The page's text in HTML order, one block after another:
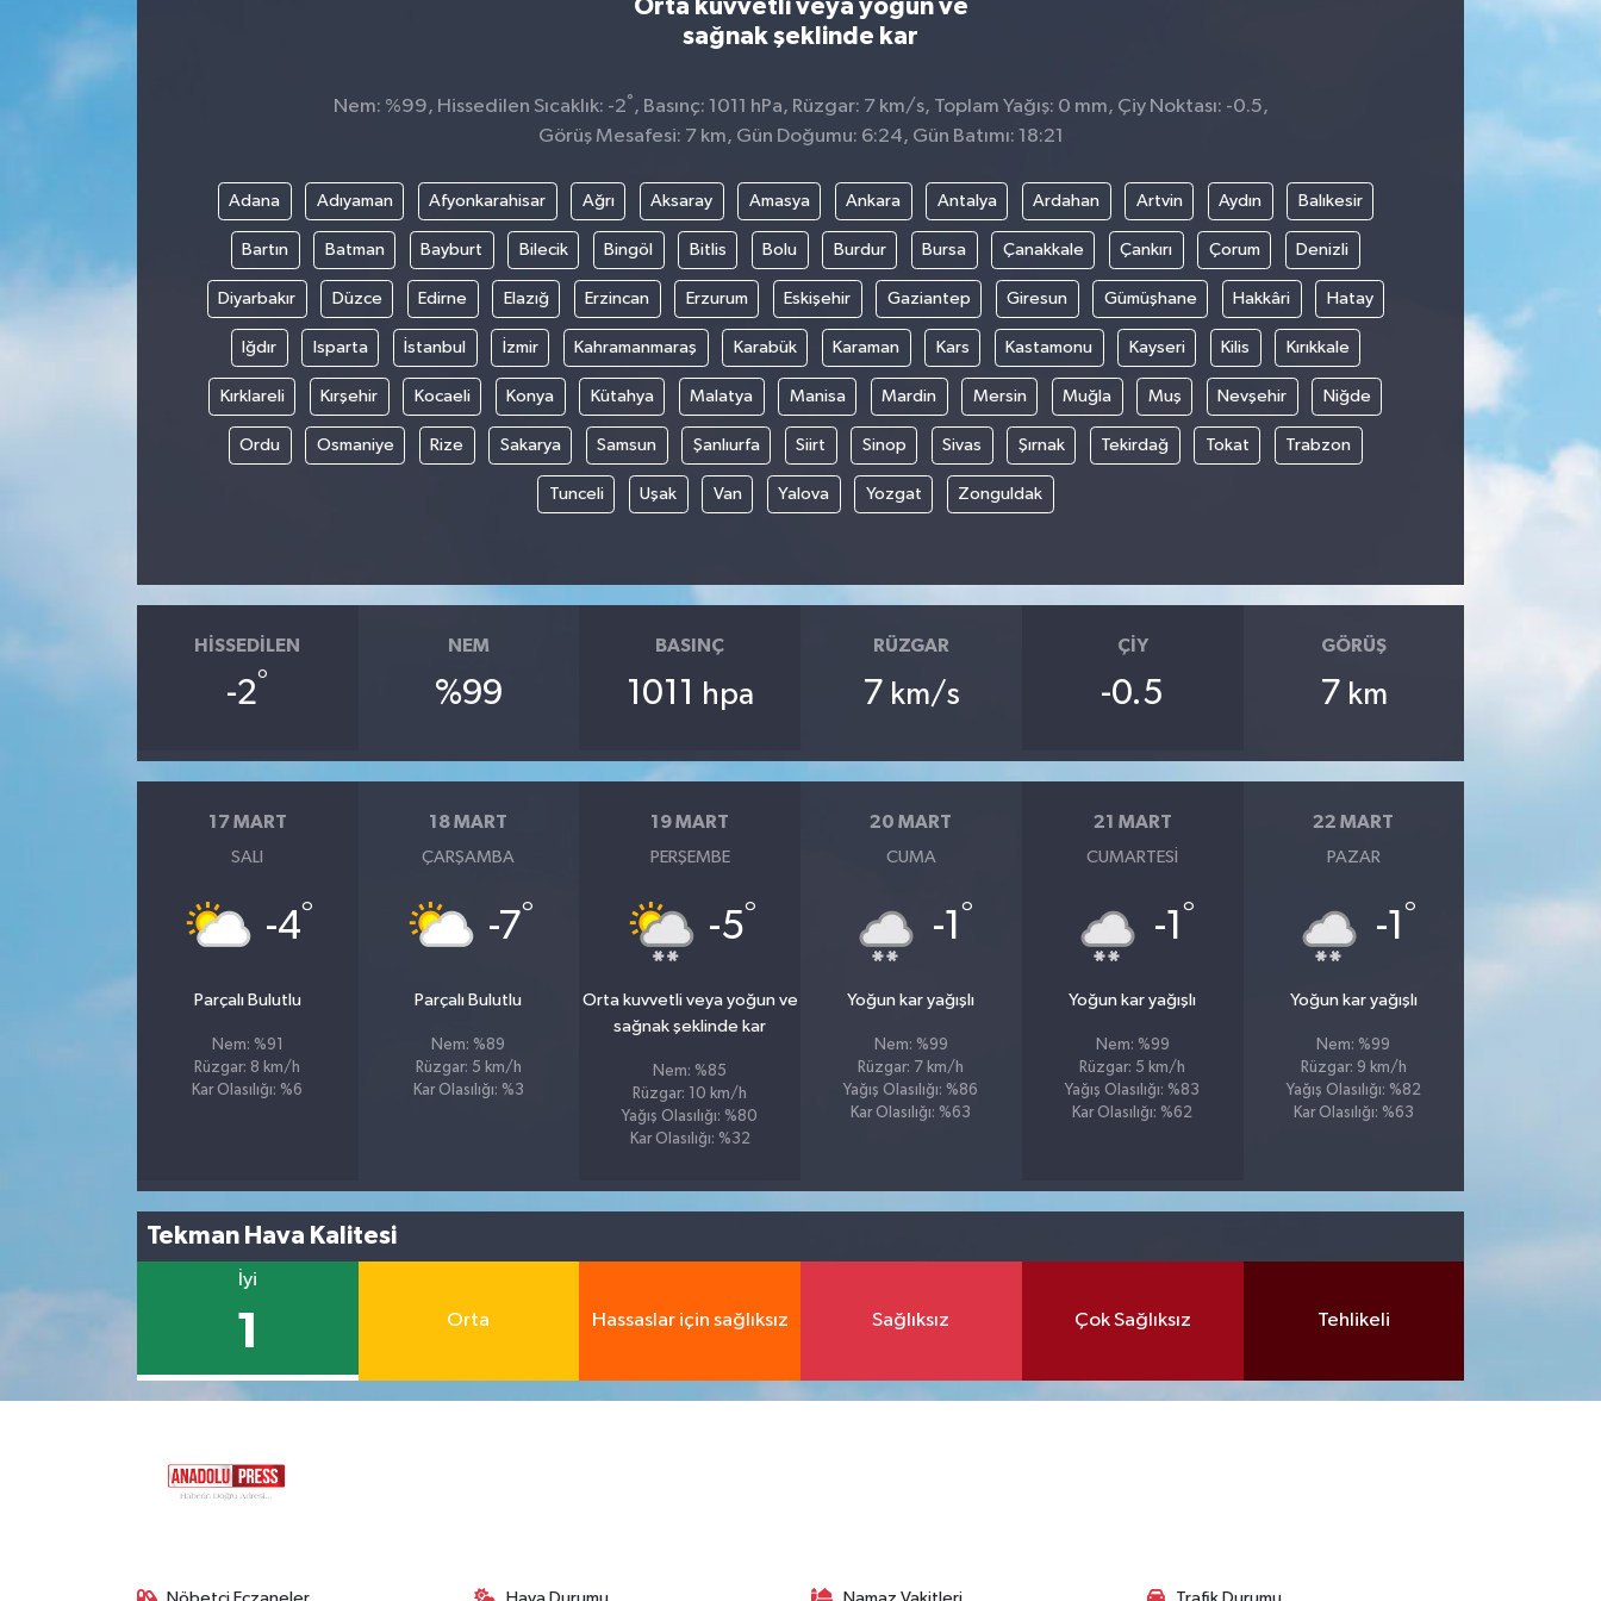
Orta kuvvetli veya yoğun ve
sağnak şeklinde kar
Nem: %99, Hissedilen Sıcaklık: -2° , Basınç: 1011 hPa, Rüzgar: 7 km/s, Toplam Yağış: 0 mm, Çiy Noktası: -0.5,
Görüş Mesafesi: 7 km, Gün Doğumu: 6:24, Gün Batımı: 18:21
Adana Adıyaman Afyonkarahisar Ağrı Aksaray Amasya Ankara Antalya Ardahan Artvin Aydın Balıkesir
Bartın Batman Bayburt Bilecik Bingöl Bitlis Bolu Burdur Bursa Çanakkale Çankırı Çorum Denizli
Diyarbakır Düzce Edirne Elazığ Erzincan Erzurum Eskişehir Gaziantep Giresun Gümüşhane Hakkâri Hatay
Iğdır Isparta İstanbul İzmir Kahramanmaraş Karabük Karaman Kars Kastamonu Kayseri Kilis Kırıkkale
Kırklareli Kırşehir Kocaeli Konya Kütahya Malatya Manisa Mardin Mersin Muğla Muş Nevşehir Niğde
Ordu Osmaniye Rize Sakarya Samsun Şanlıurfa Siirt Sinop Sivas Şırnak Tekirdağ Tokat Trabzon
Tunceli Uşak Van Yalova Yozgat Zonguldak
HISSEDILEN
-2°
NEM
%99
BASINÇ
1011 hpa
RÜZGAR
7 km/s
ÇIY
-0.5
GÖRÜŞ
7 km
17 MART
SALI
-4°
Parçalı Bulutlu
Nem: %91
Rüzgar: 8 km/h
Kar Olasılığı: %6
18 MART
ÇARŞAMBA
-7°
Parçalı Bulutlu
Nem: %89
Rüzgar: 5 km/h
Kar Olasılığı: %3
19 MART
PERŞEMBE
-5°
Orta kuvvetli veya yoğun ve
sağnak şeklinde kar
Nem: %85
Rüzgar: 10 km/h
Yağış Olasılığı: %80
Kar Olasılığı: %32
20 MART
CUMA
-1 °
Yoğun kar yağışlı
Nem: %99
Rüzgar: 7 km/h
Yağış Olasılığı: %86
Kar Olasılığı: %63
21 MART
CUMARTESI
-1 °
Yoğun kar yağışlı
Nem: %99
Rüzgar: 5 km/h
Yağış Olasılığı: %83
Kar Olasılığı: %62
22 MART
PAZAR
-1 °
Yoğun kar yağışlı
Nem: %99
Rüzgar: 9 km/h
Yağış Olasılığı: %82
Kar Olasılığı: %63
Tekman Hava Kalitesi
İyi
1 Orta Hassaslar için sağlıksız Sağlıksız Çok Sağlıksız Tehlikeli